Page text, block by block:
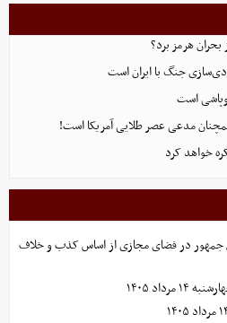
هرمز برد؟
جنگ با ایران است
است
مدعی عصر طلایی آمریکا است!
خواهد کرد
جمهور در فضای مجازی از اساس کذب و خلاف
۱۴۰۵